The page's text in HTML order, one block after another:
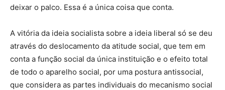
deixar o palco. Essa é a única coisa que conta.
A vitória da ideia socialista sobre a ideia liberal só se deu
através do deslocamento da atitude social, que tem em
conta a função social da única instituição e o efeito total
de todo o aparelho social, por uma postura antissocial,
que considera as partes individuais do mecanismo social